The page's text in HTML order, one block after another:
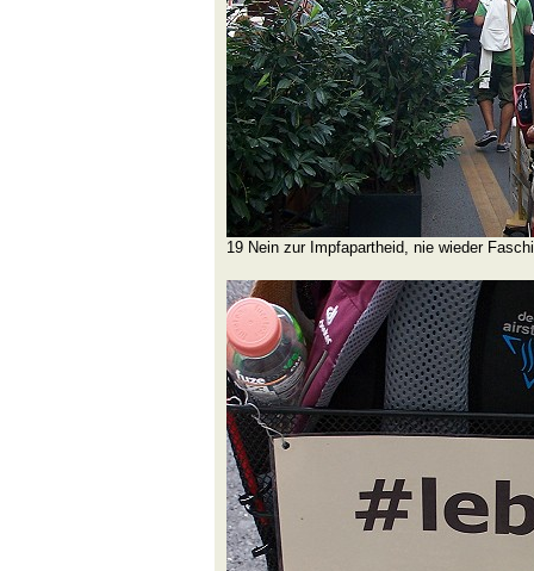
19 Nein zur Impfapartheid, nie wieder